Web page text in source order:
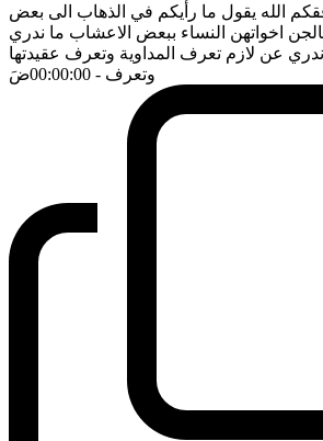
الله يقول ما رأيكم في الذهاب الى بعض
اخواتهن النساء ببعض الاعشاب ما ندري
عن لازم تعرف المداوية وتعرف عقيدتها
وتعرف - 00:00:00 ضَ